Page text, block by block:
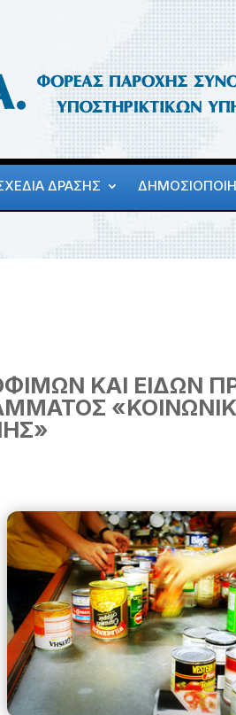
ΔΡΑΣΗΣ
ΚΑΙ ΕΙΔΩΝ